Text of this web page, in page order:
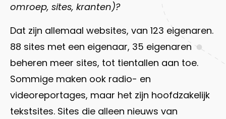
omroep, sites, kranten)?
Dat zijn allemaal websites, van 123 eigenaren.
88 sites met een eigenaar, 35 eigenaren
beheren meer sites, tot tientallen aan toe.
Sommige maken ook radio- en
videoreportages, maar het zijn hoofdzakelijk
tekstsites. Sites die alleen nieuws van